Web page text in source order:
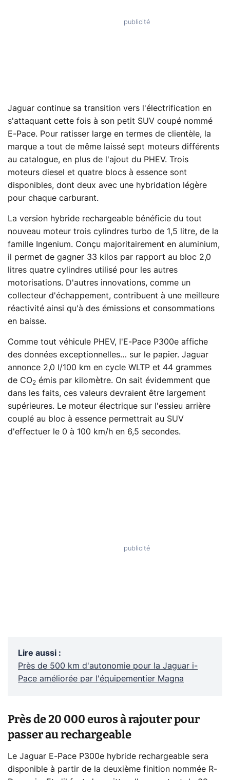
Jaguar continue sa transition vers l'électrification en
s'attaquant cette fois à son petit SUV coupé nommé
E-Pace. Pour ratisser large en termes de clientèle, la
marque a tout de même laissé sept moteurs différents
au catalogue, en plus de l'ajout du PHEV. Trois
moteurs diesel et quatre blocs à essence sont
disponibles, dont deux avec une hybridation légère
pour chaque carburant.
La version hybride rechargeable bénéficie du tout
nouveau moteur trois cylindres turbo de 1,5 litre, de la
famille Ingenium. Conçu majoritairement en aluminium,
il permet de gagner 33 kilos par rapport au bloc 2,0
litres quatre cylindres utilisé pour les autres
motorisations. D'autres innovations, comme un
collecteur d'échappement, contribuent à une meilleure
réactivité ainsi qu'à des émissions et consommations
en baisse.
Comme tout véhicule PHEV, l'E-Pace P300e affiche
des données exceptionnelles… sur le papier. Jaguar
annonce 2,0 l/100 km en cycle WLTP et 44 grammes
de CO2 émis par kilomètre. On sait évidemment que
dans les faits, ces valeurs devraient être largement
supérieures. Le moteur électrique sur l'essieu arrière
couplé au bloc à essence permettrait au SUV
d'effectuer le 0 à 100 km/h en 6,5 secondes.
Lire aussi :
Près de 500 km d'autonomie pour la Jaguar i-
Pace améliorée par l'équipementier Magna
Près de 20 000 euros à rajouter pour
passer au rechargeable
Le Jaguar E-Pace P300e hybride rechargeable sera
disponible à partir de la deuxième finition nommée R-